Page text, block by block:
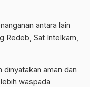
antara lain
Redeb, Sat Intelkam,
dinyatakan aman dan
waspada